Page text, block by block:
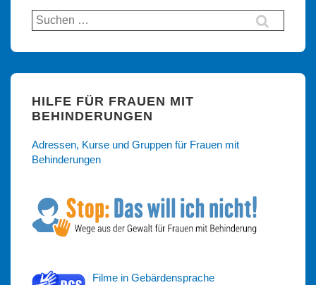
Suchen
nach:
HILFE FÜR FRAUEN MIT
BEHINDERUNGEN
Adressen, Kurse und Gruppen für Frauen mit
Behinderungen
Filme in Gebärdensprache